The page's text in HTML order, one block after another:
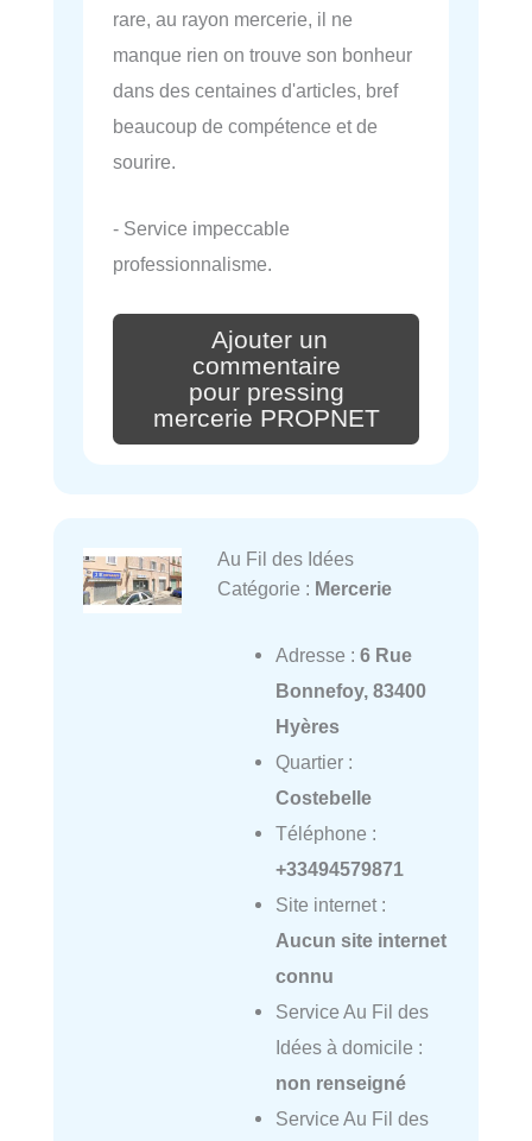
rare, au rayon mercerie, il ne
manque rien on trouve son bonheur
dans des centaines d'articles, bref
beaucoup de compétence et de
sourire.
- Service impeccable
professionnalisme.
Ajouter un
commentaire
pour pressing
mercerie PROPNET
Au Fil des Idées
Catégorie : Mercerie
Adresse : 6 Rue
Bonnefoy, 83400
Hyères
Quartier :
Costebelle
Téléphone :
+33494579871
Site internet :
Aucun site internet
connu
Service Au Fil des
Idées à domicile :
non renseigné
Service Au Fil des